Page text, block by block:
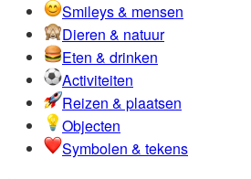
Smileys & mensen
Dieren & natuur
Eten & drinken
Activiteiten
Reizen & plaatsen
Objecten
Symbolen & tekens